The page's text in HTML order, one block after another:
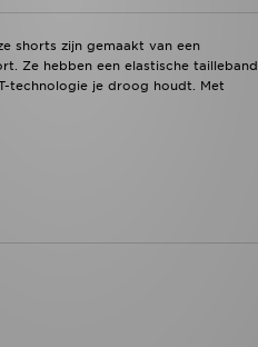
shorts zijn gemaakt van een
Ze hebben een elastische tailleband
technologie je droog houdt. Met